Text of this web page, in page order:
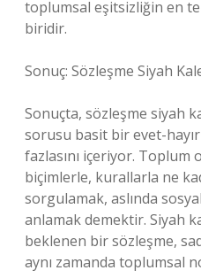
toplumsal eşitsizliğin en
biridir.
Sonuç: Sözleşme Siyah
Sonuçta, sözleşme siyah
sorusu basit bir evet-
fazlasını içeriyor. Toplum
biçimlerle, kurallarla ne
sorgulamak, aslında
anlamak demektir. Siyah
beklenen bir sözleşme,
aynı zamanda toplumsal